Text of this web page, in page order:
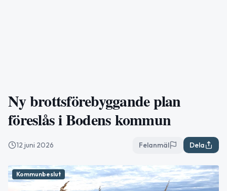
Ny brottsförebyggande plan
föreslås i Bodens kommun
12 juni 2026 Felanmäl Dela
Kommunbeslut